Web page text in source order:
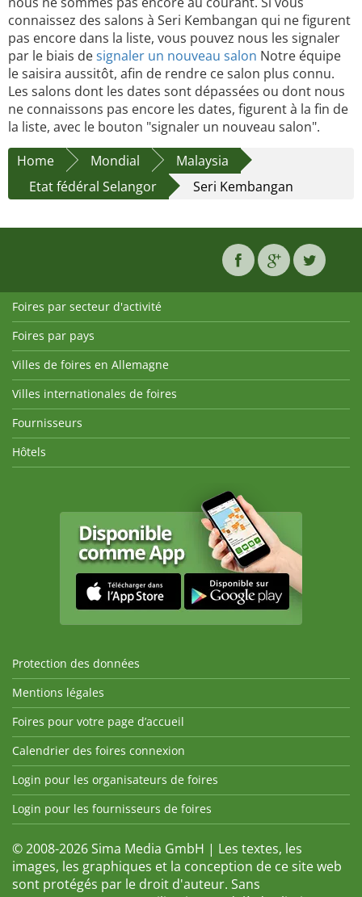
connaissez des salons à Seri Kembangan qui ne figurent
pas encore dans la liste, vous pouvez nous les signaler
par le biais designaler un nouveau salon Notre équipe
le saisira aussitôt, afin de rendre ce salon plus connu.
Les salons dont les dates sont dépassées ou dont nous
ne connaissons pas encore les dates, figurent à la fin de
la liste, avec le bouton "signaler un nouveau salon".
Home
Mondial
Malaysia
Etat fédéral Selangor
Seri Kembangan
Foires par secteur d'activité
Foires par pays
Villes de foires en Allemagne
Villes internationales de foires
Fournisseurs
Hôtels
Protection des données
Mentions légales
Foires pour votre page d’accueil
Calendrier des foires connexion
Login pour les organisateurs de foires
Login pour les fournisseurs de foires
© 2008-2026 Sima Media GmbH | Les textes, les
images, les graphiques et la conception de ce site web
sont protégés par le droit d'auteur. Sans